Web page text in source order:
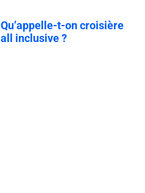
Qu’appelle-t-on croisière
all inclusive ?